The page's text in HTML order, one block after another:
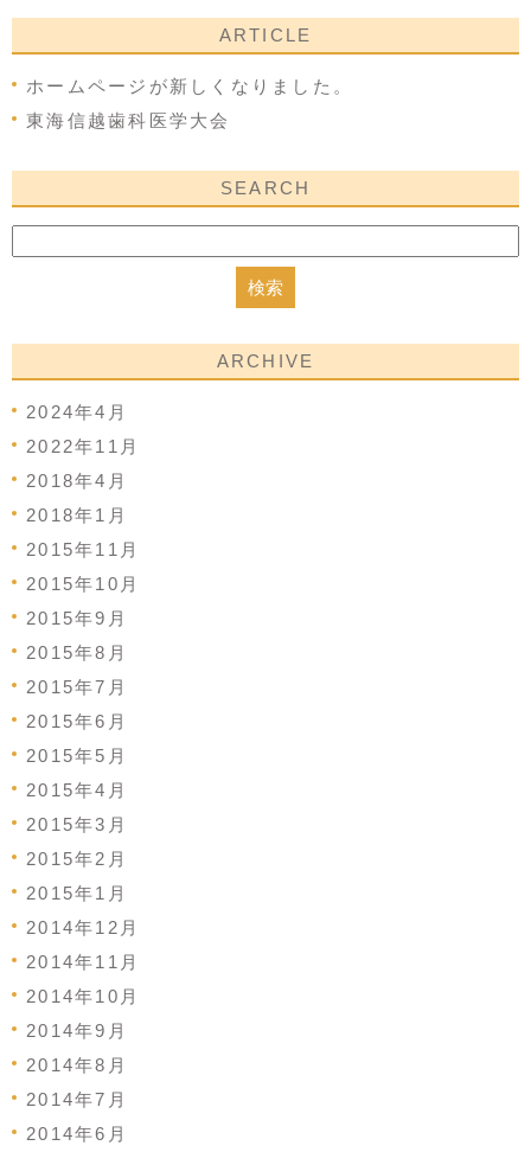
ARTICLE
ホームページが新しくなりました。
東海信越歯科医学大会
SEARCH
ARCHIVE
2024年4月
2022年11月
2018年4月
2018年1月
2015年11月
2015年10月
2015年9月
2015年8月
2015年7月
2015年6月
2015年5月
2015年4月
2015年3月
2015年2月
2015年1月
2014年12月
2014年11月
2014年10月
2014年9月
2014年8月
2014年7月
2014年6月